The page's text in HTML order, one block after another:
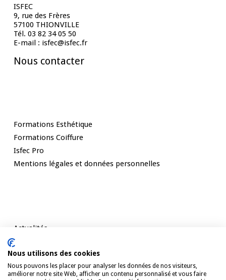
ISFEC
9, rue des Frères
57100 THIONVILLE
Tél. 03 82 34 05 50
E-mail : isfec@isfec.fr
Nous contacter
Formations Esthétique
Formations Coiffure
Isfec Pro
Mentions légales et données personnelles
Actualités
Témoignages
Contact
Nous utilisons des cookies
Nous pouvons les placer pour analyser les données de nos visiteurs,
améliorer notre site Web, afficher un contenu personnalisé et vous faire